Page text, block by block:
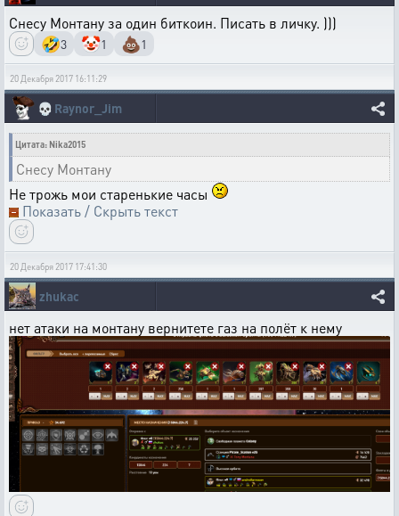
Снесу Монтану за один биткоин. Писать в личку. )))
🤣3 🤡1 💩1
20 Декабря 2017 16:11:29
💀 Raynor_Jim
Цитата: Nika2015
Снесу Монтану
Не трожь мои старенькие часы
Показать / Скрыть текст
20 Декабря 2017 17:41:30
zhukac
нет атаки на монтану вернитете газ на полёт к нему